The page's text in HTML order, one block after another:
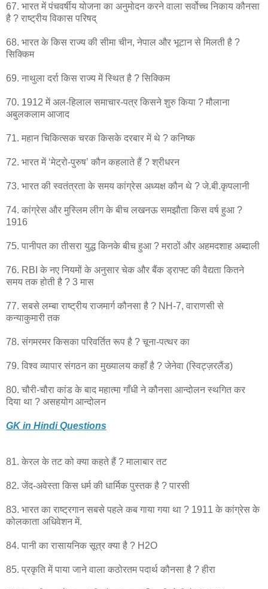
67. भारत में पंचवर्षीय योजना का अनुमोदन करने वाला सर्वोच्च निकाय कौनसा
है ? राष्ट्रीय विकास परिषद्
68. भारत के किस राज्य की सीमा चीन, नेपाल और भूटान से मिलती है ?
सिक्किम
69. नाथुला दर्रा किस राज्य में स्थित है ? सिक्किम
70. 1912 में अल-हिलाल समाचार-पत्र किसने शुरु किया ? मौलाना
अबुलकलाम आजाद
71. महान चिकित्सक चरक किसके दरबार में थे ? कनिष्क
72. भारत में ‘मेट्रो-पुरुष’ कौन कहलाते हैं ? श्रीधरन
73. भारत की स्वतंत्रता के समय कांग्रेस अध्यक्ष कौन थे ? जे.बी.कृपलानी
74. कांग्रेस और मुस्लिम लीग के बीच लखनऊ समझौता किस वर्ष हुआ ?
1916
75. पानीपत का तीसरा युद्ध किनके बीच हुआ ? मराठों और अहमदशाह अब्दाली
76. RBI के नए नियमों के अनुसार चेक और बैंक ड्राफ्ट की वैद्यता कितने
समय तक होती है ? 3 मास
77. सबसे लम्बा राष्ट्रीय राजमार्ग कौनसा है ? NH-7, वाराणसी से
कन्याकुमारी तक
78. संगमरमर किसका परिवर्तित रूप है ? चूना-पत्थर का
79. विश्व व्यापार संगठन का मुख्यालय कहाँ है ? जेनेवा (स्विट्ज़रलैंड)
80. चौरी-चौरा कांड के बाद महात्मा गाँधी ने कौनसा आन्दोलन स्थगित कर
दिया था ? असहयोग आन्दोलन
GK in Hindi Questions
81. केरल के तट को क्या कहते हैं ? मालाबार तट
82. जेंद-अवेस्ता किस धर्म की धार्मिक पुस्तक है ? पारसी
83. भारत का राष्ट्रगान सबसे पहले कब गाया गया था ? 1911 के कांग्रेस के
कोलकाता अधिवेशन में.
84. पानी का रासायनिक सूत्र क्या है ? H2O
85. प्रकृति में पाया जाने वाला कठोरतम पदार्थ कौनसा है ? हीरा